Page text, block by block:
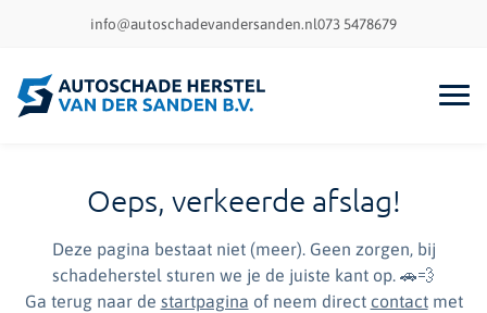
info@autoschadevandersanden.nl073 5478679
Oeps, verkeerde afslag!
Deze pagina bestaat niet (meer). Geen zorgen, bij
schadeherstel sturen we je de juiste kant op. 🚗💨
Ga terug naar de startpagina of neem direct contactmet